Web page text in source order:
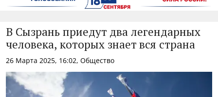
В Сызрань приедут два легендарных
человека, которых знает вся страна
26 Марта 2025, 16:02, Общество